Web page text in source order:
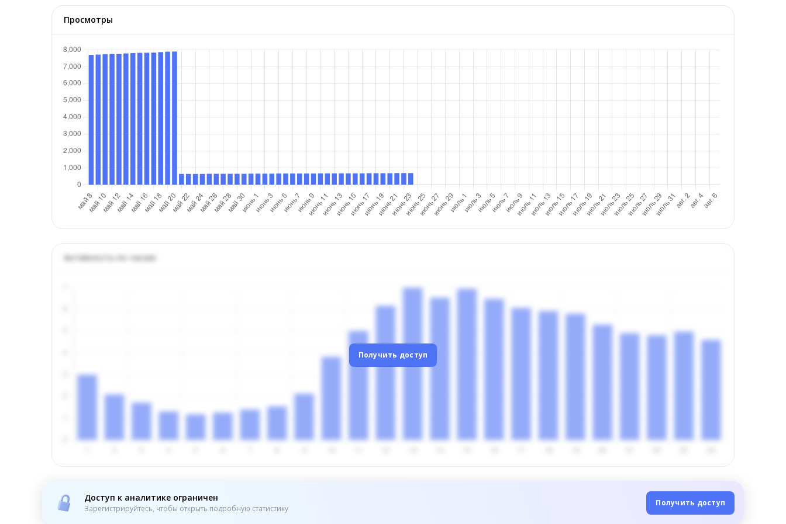
Просмотры
Активность по часам
Получить доступ
Доступ к аналитике ограничен
Зарегистрируйтесь, чтобы открыть подробную статистику
Получить доступ